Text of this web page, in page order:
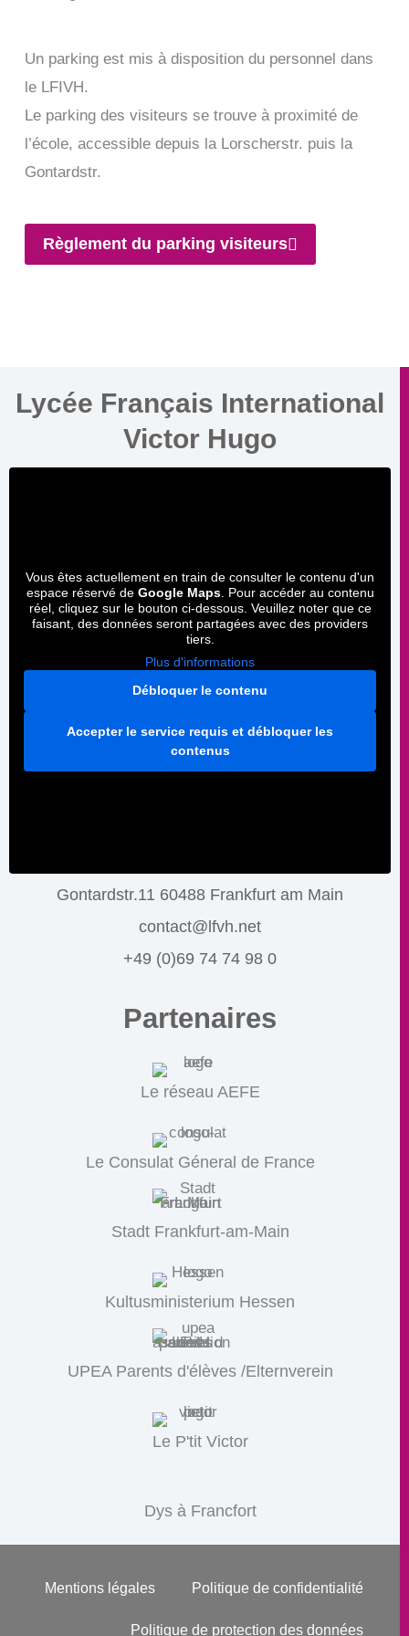
Un parking est mis à disposition du personnel dans
le LFIVH.
Le parking des visiteurs se trouve à proximité de
l’école, accessible depuis la Lorscherstr. puis la
Gontardstr.
Règlement du parking visiteurs
Lycée Français International
Victor Hugo
Vous êtes actuellement en train de consulter le contenu d'un
espace réservé de Google Maps. Pour accéder au contenu
réel, cliquez sur le bouton ci-dessous. Veuillez noter que ce
faisant, des données seront partagées avec des providers
tiers.
Plus d'informations
Débloquer le contenu
Accepter le service requis et débloquer les
contenus
Gontardstr.11 60488 Frankfurt am Main
contact@lfvh.net
+49 (0)69 74 74 98 0
Partenaires
Le réseau AEFE
Le Consulat Géneral de France
Stadt Frankfurt-am-Main
Kultusministerium Hessen
UPEA Parents d'élèves /Elternverein
Le P'tit Victor
Dys à Francfort
Mentions légales Politique de confidentialité
Politique de protection des données